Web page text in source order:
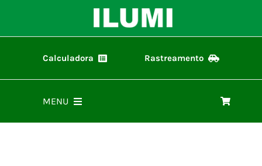
o
Calculadora Rastreamento
MENU